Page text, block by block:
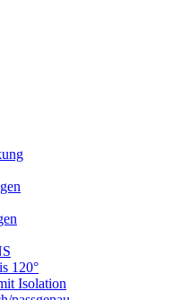
120°
Isolation